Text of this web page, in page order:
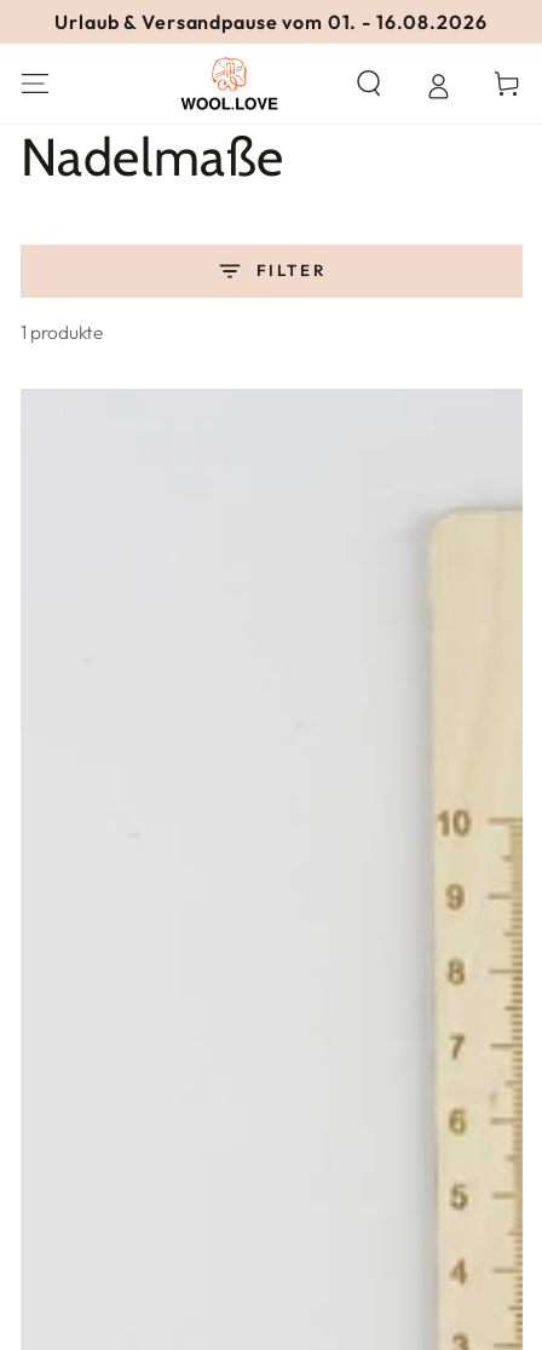
ZUM INHALT
SPRINGEN
Urlaub & Versandpause vom 01. - 16.08.2026
Kollektion:
Nadelmaße
FILTER
1 produkte